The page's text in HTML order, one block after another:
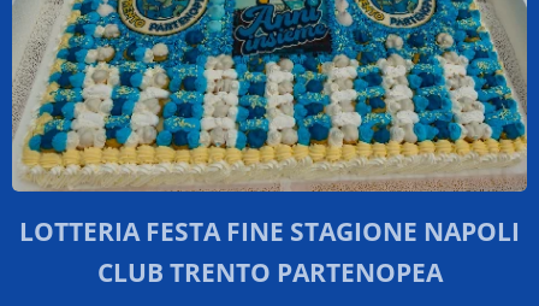
LOTTERIA FESTA FINE STAGIONE NAPOLI
CLUB TRENTO PARTENOPEA